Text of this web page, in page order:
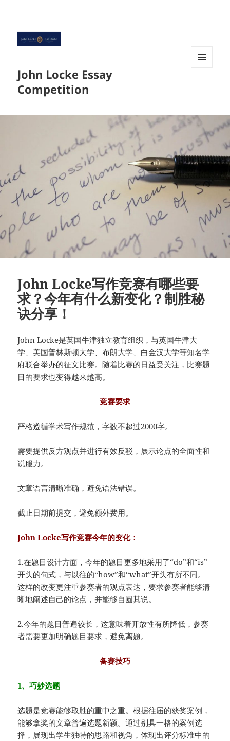
John Locke Essay
Competition
John Locke写作竞赛有哪些要
求？今年有什么新变化？制胜秘
诀分享！
John Locke是英国牛津独立教育组织，与英国牛津大
学、美国普林斯顿大学、布朗大学、白金汉大学等知名学
府联合举办的征文比赛。随着比赛的日益受关注，比赛题
目的要求也变得越来越高。
竞赛要求
严格遵循学术写作规范，字数不超过2000字。
需要提供反方观点并进行有效反驳，展示论点的全面性和
说服力。
文章语言清晰准确，避免语法错误。
截止日期前提交，避免额外费用。
John Locke写作竞赛今年的变化：
1.在题目设计方面，今年的题目更多地采用了“do”和“is”
开头的句式，与以往的“how”和“what”开头有所不同。
这样的改变更注重参赛者的观点表达，要求参赛者能够清
晰地阐述自己的论点，并能够自圆其说。
2.今年的题目普遍较长，这意味着开放性有所降低，参赛
者需要更加明确题目要求，避免离题。
备赛技巧
1、巧妙选题
选题是竞赛能够取胜的重中之重。根据往届的获奖案例，
能够拿奖的文章普遍选题新颖。通过别具一格的案例选
择，展现出学生独特的思路和视角，体现出评分标准中的